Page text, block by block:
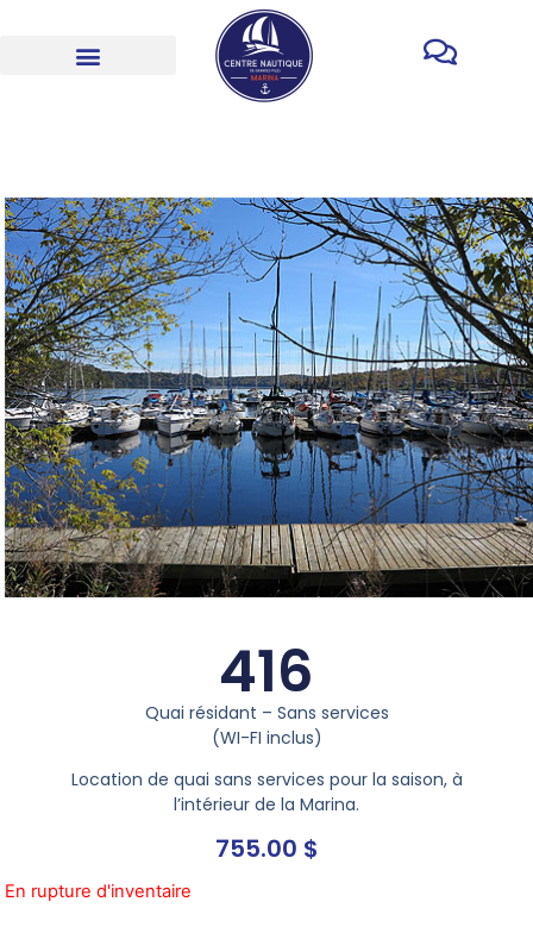
416
Quai résidant – Sans services
(WI-FI inclus)
Location de quai sans services pour la saison, à
l’intérieur de la Marina.
755.00 $
En rupture d'inventaire